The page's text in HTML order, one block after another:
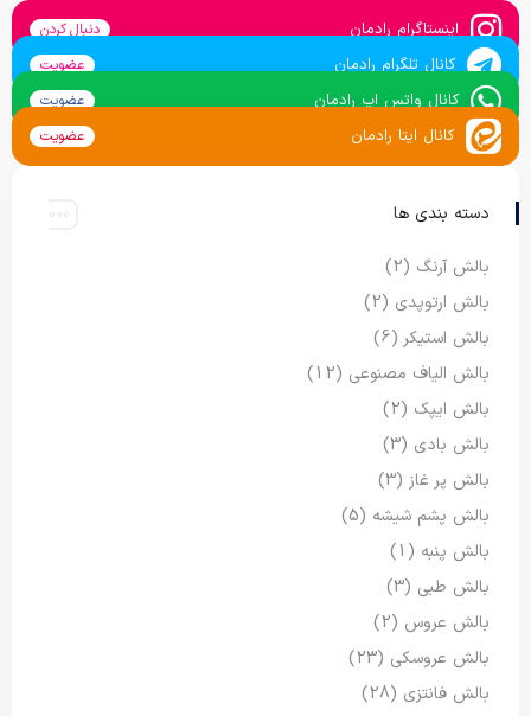
اینستاگرام رادمان دنبال کردن
کانال تلگرام رادمان عضویت
کانال واتس اپ رادمان عضویت
کانال ایتا رادمان عضویت
دسته بندی ها
بالش آرنگ (2)
بالش ارتوپدی (2)
بالش استیکر (6)
بالش الیاف مصنوعی (12)
بالش ایپک (2)
بالش بادی (3)
بالش پر غاز (3)
بالش پشم شیشه (5)
بالش پنبه (1)
بالش طبی (3)
بالش عروس (2)
بالش عروسکی (23)
بالش فانتزی (28)